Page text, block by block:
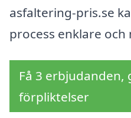
asfaltering-pris.se
process enklare och
Få 3 erbjudanden,
förpliktelser